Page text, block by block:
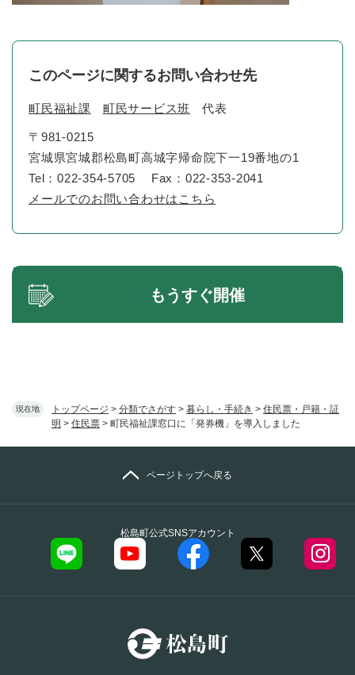
現在地 トップページ > 分類でさがす > 暮らし・手続き > 住民票・戸籍・証
明 > 住民票 > 町民福祉課窓口に「発券機」を導入しました
このページに関するお問い合わせ先
町民福祉課 町民サービス班 代表
〒981-0215
宮城県宮城郡松島町高城字帰命院下一19番地の1
Tel：022-354-5705
Fax：022-353-2041
メールでのお問い合わせはこちら
もうすぐ開催
松島町公式SNSアカウント
ページトップへ戻る